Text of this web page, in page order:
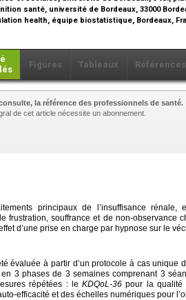
santé, université de Bordeaux, 33000
health, équipe biostatistique, Bordeaux,
Figures Tableaux Références
la référence des professionnels de santé.
de cet article nécessite un abonnement.
principaux de l’insuffisance
frustration, souffrance et de non-observance
d’une prise en charge par hypnose sur le
évaluée à partir d’un protocole à cas unique
3 phases de 3 semaines comprenant 3
répétées : leKDQoL-36 pour la qualité
efficacité et des échelles numériques pour